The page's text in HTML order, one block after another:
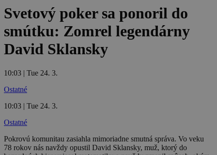
Svetový poker sa ponoril do
smútku: Zomrel legendárny
David Sklansky
10:03 | Tue 24. 3.
Ostatné
10:03 | Tue 24. 3.
Ostatné
Pokrovú komunitau zasiahla mimoriadne smutná správa. Vo veku
78 rokov nás navždy opustil David Sklansky, muž, ktorý do